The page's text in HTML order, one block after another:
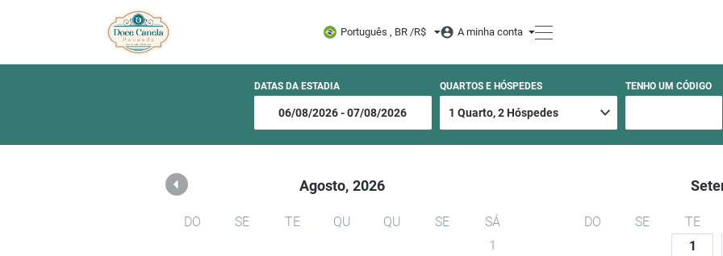
Doce Canela - Pousada de Charme
Português , BR /R$ A minha conta
DATAS DA ESTADIA QUARTOS E HÓSPEDES TENHO UM CÓDIGO
Agosto, 2026
DO SE TE QU QU SE
SÁ
1
DO SE
TE
1